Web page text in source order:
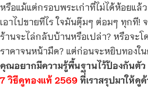
หรือแม้แต่กรอบพระเก่าที่ไม่ได้ห้อยแ
เอาไปขายทีไร ใจมันตุ๊มๆ ต่อมๆ ทุกที!
ร้านจะไล่กลับบ้านหรือเปล่า? หรือจะ
ราคาจนหน้ามืด? แต่ก่อนจะหยิบทองใ
คุณอยากมีความรู้พื้นฐานไว้ป้องกันตัว
7 วิธีดูทองแท้ 2569 ที่เราสรุปมาให้ดู